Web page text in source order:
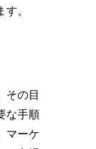
。
その目
な手順
マーケ